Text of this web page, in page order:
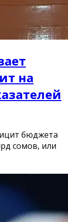
на
бюджета
сомов, или